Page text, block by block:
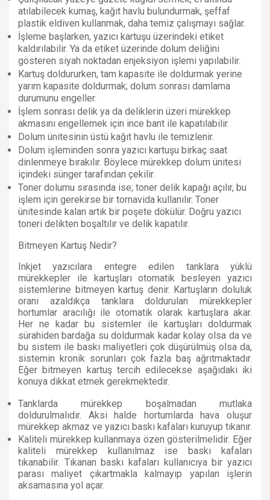
atılabilecek kumaş, kağıt havlu bulundurmak, şeffaf
plastik eldiven kullanmak, daha temiz çalışmayı sağlar.
İşleme başlarken, yazıcı kartuşu üzerindeki etiket
kaldırılabilir. Ya da etiket üzerinde dolum deliğini
gösteren siyah noktadan enjeksiyon işlemi yapılabilir.
Kartuş doldururken, tam kapasite ile doldurmak yerine
yarım kapasite doldurmak; dolum sonrası damlama
durumunu engeller.
İşlem sonrası delik ya da deliklerin üzeri mürekkep
akmasını engellemek için ince bant ile kapatılabilir.
Dolum ünitesinin üstü kağıt havlu ile temizlenir.
Dolum işleminden sonra yazıcı kartuşu birkaç saat
dinlenmeye bırakılır. Böylece mürekkep dolum ünitesi
içindeki sünger tarafından çekilir.
Toner dolumu sırasında ise; toner delik kapağı açılır, bu
işlem için gerekirse bir tornavida kullanılır. Toner
ünitesinde kalan artık bir poşete dökülür. Doğru yazıcı
toneri delikten boşaltılır ve delik kapatılır.
Bitmeyen Kartuş Nedir?
Inkjet yazıcılara entegre edilen tanklara yüklü
mürekkepler ile kartuşları otomatik besleyen yazıcı
sistemlerine bitmeyen kartuş denir. Kartuşların doluluk
oranı azaldıkça tanklara doldurulan mürekkepler
hortumlar aracılığı ile otomatik olarak kartuşlara akar.
Her ne kadar bu sistemler ile kartuşları doldurmak
sürahiden bardağa su doldurmak kadar kolay olsa da ve
bu sistem ile baskı maliyetleri çok düşürülmüş olsa da,
sistemin kronik sorunları çok fazla baş ağrıtmaktadır.
Eğer bitmeyen kartuş tercih edilecekse aşağıdaki iki
konuya dikkat etmek gerekmektedir.
Tanklarda mürekkep boşalmadan mutlaka
doldurulmalıdır. Aksi halde hortumlarda hava oluşur
mürekkep akmaz ve yazıcı baskı kafaları kuruyup tıkanır.
Kaliteli mürekkep kullanmaya özen gösterilmelidir. Eğer
kaliteli mürekkep kullanılmaz ise baskı kafaları
tıkanabilir. Tıkanan baskı kafaları kullanıcıya bir yazıcı
parası maliyet çıkartmakla kalmayıp yapılan işlerin
aksamasına yol açar.